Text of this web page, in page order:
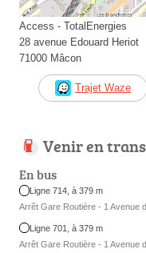
Access - TotalEnergies
28 avenue Edouard Heriot
71000 Mâcon
Trajet Waze
Venir en
En bus
Ligne 714, à 379 m
Arrêt Gare Routière - 1 Avenue
Ligne 701, à 379 m
Arrêt Gare Routière - 1 Avenue